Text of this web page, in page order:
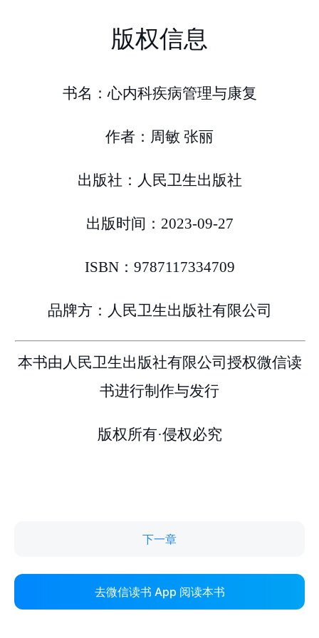
下一章
去微信读书 App 阅读本书